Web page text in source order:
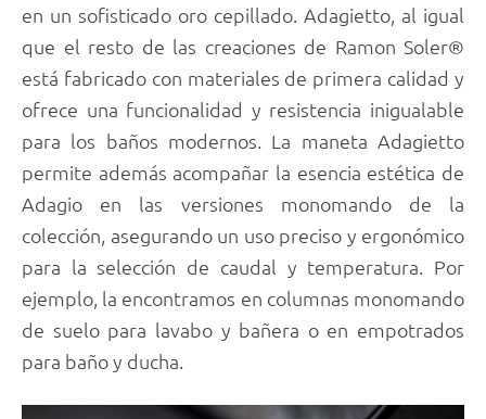
en un sofisticado oro cepillado. Adagietto, al igual
que el resto de las creaciones de Ramon Soler®
está fabricado con materiales de primera calidad y
ofrece una funcionalidad y resistencia inigualable
para los baños modernos. La maneta Adagietto
permite además acompañar la esencia estética de
Adagio en las versiones monomando de la
colección, asegurando un uso preciso y ergonómico
para la selección de caudal y temperatura. Por
ejemplo, la encontramos en columnas monomando
de suelo para lavabo y bañera o en empotrados
para baño y ducha.